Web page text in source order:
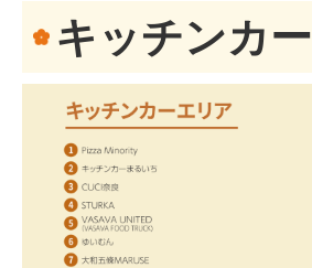
キッチンカー